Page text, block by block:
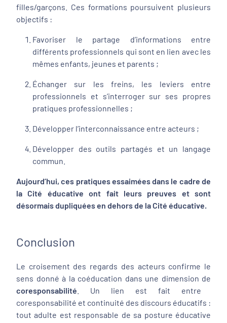
filles/garçons. Ces formations poursuivent plusieurs
objectifs :
Favoriser le partage d’informations entre
différents professionnels qui sont en lien avec les
mêmes enfants, jeunes et parents ;
Échanger sur les freins, les leviers entre
professionnels et s’interroger sur ses propres
pratiques professionnelles ;
Développer l’interconnaissance entre acteurs ;
Développer des outils partagés et un langage
commun.
Aujourd’hui, ces pratiques essaimées dans le cadre de
la Cité éducative ont fait leurs preuves et sont
désormais dupliquées en dehors de la Cité éducative.
Conclusion
Le croisement des regards des acteurs confirme le
sens donné à la coéducation dans une dimension de
coresponsabilité . Un lien est fait entre
coresponsabilité et continuité des discours éducatifs :
tout adulte est responsable de sa posture éducative